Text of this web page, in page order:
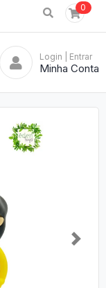
0
Login | Entrar
Minha Conta
Next